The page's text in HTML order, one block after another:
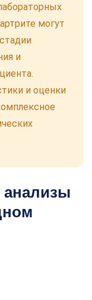
могут
и
и оценки
анализы